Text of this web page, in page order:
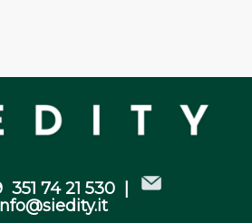
351 74 21 530 |